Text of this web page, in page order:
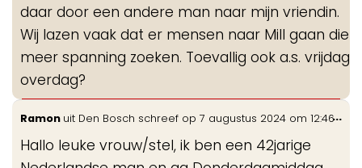
daar door een andere man naar mijn vriendin.
Wij lazen vaak dat er mensen naar Mill gaan die
meer spanning zoeken. Toevallig ook a.s. vrijdag
overdag?
Ramon uit Den Bosch schreef op 7 augustus 2024 om 12:46
Hallo leuke vrouw/stel, ik ben een 42jarige
...